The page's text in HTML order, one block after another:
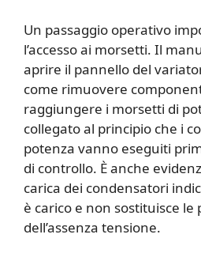
Un passaggio operativo
l’accesso ai morsetti. Il
aprire il pannello del
come rimuovere
raggiungere i morsetti di
collegato al principio che i
potenza vanno eseguiti
di controllo. È anche
carica dei condensatori
è carico e non sostituisce
dell’assenza tensione.